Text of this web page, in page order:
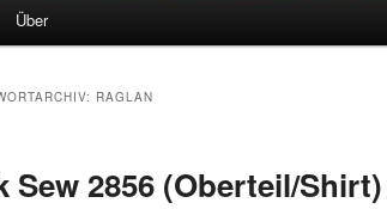
Über
RAGLAN
Sew 2856 (Oberteil/Shirt)